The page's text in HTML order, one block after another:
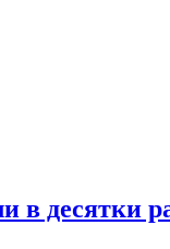
десятки